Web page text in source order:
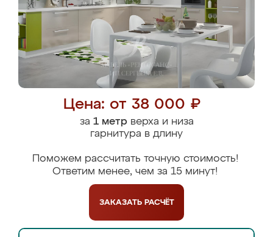
Цена: от 38 000 ₽
за 1 метрверха и низа
гарнитура в длину
Поможем рассчитать точную стоимость!
Ответим менее, чем за 15 минут!
ЗАКАЗАТЬ РАСЧЁТ